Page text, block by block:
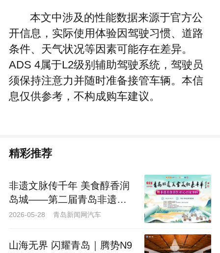
本文中涉及的性能数据来源于官方公
开信息，实际使用体验因驾驶习惯、道路
条件、天气状况等因素可能存在差异。
ADS 4属于L2级别辅助驾驶系统，驾驶员
须保持注意力并随时准备接管车辆。本信
息仅供参考，不构成购车建议。
精彩推荐
非遗文脉传千年 美食醇香润
岛城——第二届青岛非遗美
食美饮嘉年华圆满落幕
2026-05-28 青岛新闻网汽车
山海无界 闪耀青岛｜腾势N9